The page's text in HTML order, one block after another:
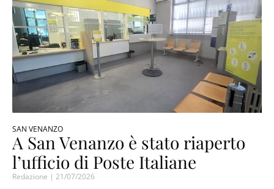
SAN VENANZO
A San Venanzo è stato riaperto
l’ufficio di Poste Italiane
Redazione 21/07/2026